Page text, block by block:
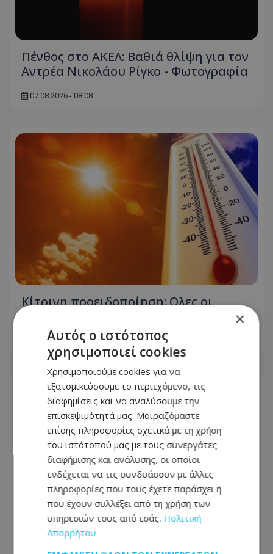
Πένθος στο ΑΚΕΛ: Βαθιά θλίψη για τον
Αντρέα Νικολάου Ρίγκο - Φωτογραφία
07.08.2026 - 08:08
Κίτρινη προειδοποίηση: Ολες οι
λεπτομέρειες - Πότε τίθεται σε ισχύ
07.08.2026 - 07:53
×
Αυτός ο ιστότοπος
χρησιμοποιεί cookies
Χρησιμοποιούμε cookies για να
εξατομικεύσουμε το περιεχόμενο, τις
διαφημίσεις και να αναλύσουμε την
επισκεψιμότητά μας. Μοιραζόμαστε
επίσης πληροφορίες σχετικά με τη χρήση
του ιστότοπού μας με τους συνεργάτες
διαφήμισης και ανάλυσης, οι οποίοι
ενδέχεται να τις συνδυάσουν με άλλες
πληροφορίες που τους έχετε παράσχει ή
που έχουν συλλέξει από τη χρήση των
υπηρεσιών τους από εσάς. Πολιτική
Απορρήτου